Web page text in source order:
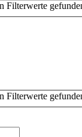
Filterwerte
Filterwerte